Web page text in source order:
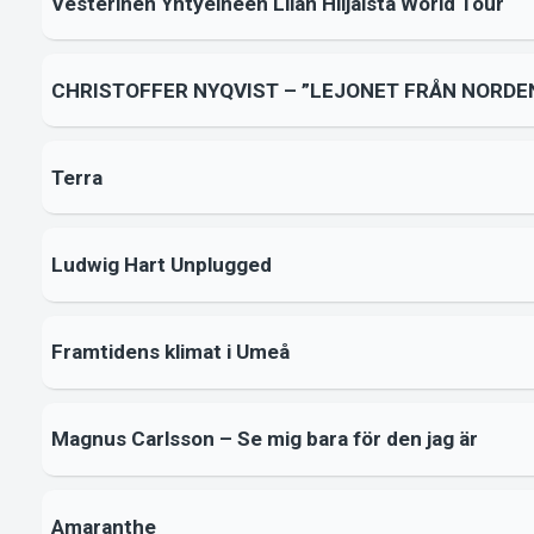
CHRISTOFFER NYQVIST – ”LEJONET FRÅN
Terra
Ludwig Hart Unplugged
Framtidens klimat i Umeå
Magnus Carlsson – Se mig bara för den jag är
Amaranthe